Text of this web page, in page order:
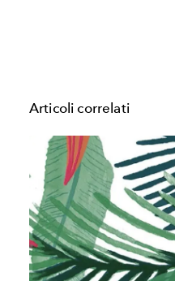
Articoli correlati